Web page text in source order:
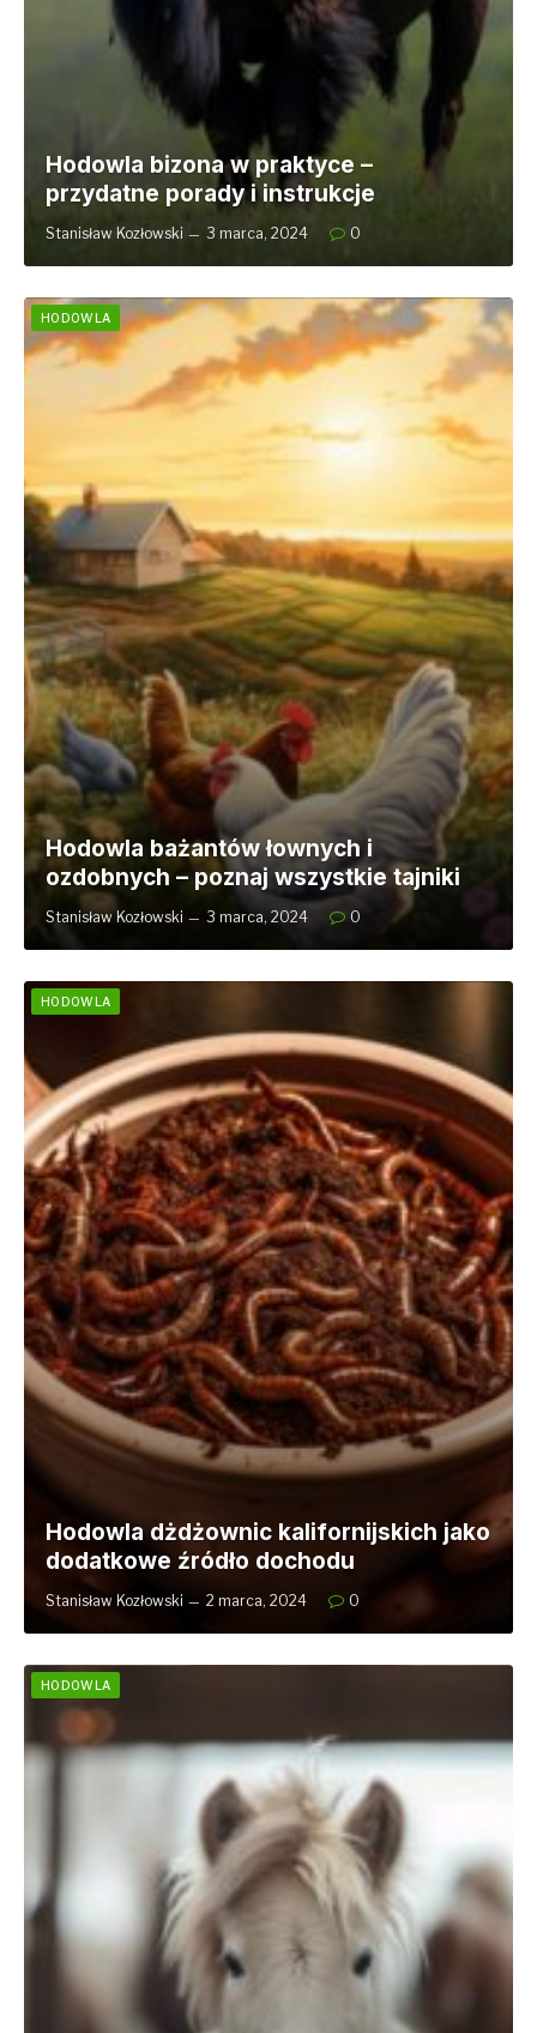
Hodowla bizona w praktyce –
przydatne porady i instrukcje
Stanisław Kozłowski 3 marca, 2024 0
HODOWLA
Hodowla bażantów łownych i
ozdobnych – poznaj wszystkie tajniki
Stanisław Kozłowski 3 marca, 2024 0
HODOWLA
Hodowla dżdżownic kalifornijskich jako
dodatkowe źródło dochodu
Stanisław Kozłowski 2 marca, 2024 0
HODOWLA